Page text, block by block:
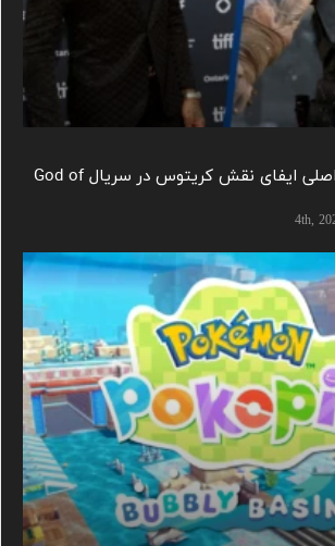
دیو باتیستا گزینه اصلی ایفای نقش کریتوس در سریال God of